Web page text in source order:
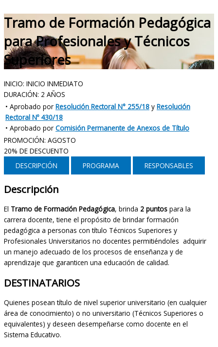
Tramo de Formación Pedagógica
para Profesionales y Técnicos
Superiores
INICIO: INICIO INMEDIATO
DURACIÓN: 2 AÑOS
• Aprobado por Resolución Rectoral N° 255/18 y Resolución
Rectoral Nº 430/18
• Aprobado por Comisión Permanente de Anexos de Título
PROMOCIÓN: AGOSTO
20% DE DESCUENTO
DESCRIPCIÓN
PROGRAMA RESPONSABLES
Descripción
El Tramo de Formación Pedagógica, brinda 2 puntos para la
carrera docente, tiene el propósito de brindar formación
pedagógica a personas con título Técnicos Superiores y
Profesionales Universitarios no docentes permitiéndoles adquirir
un manejo adecuado de los procesos de enseñanza y de
aprendizaje que garanticen una educación de calidad.
DESTINATARIOS
Quienes posean título de nivel superior universitario (en cualquier
área de conocimiento) o no universitario (Técnicos Superiores o
equivalentes) y deseen desempeñarse como docente en el
Sistema Educativo.